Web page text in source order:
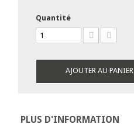
Quantité
AJOUTER AU PANIER
PLUS D'INFORMATION